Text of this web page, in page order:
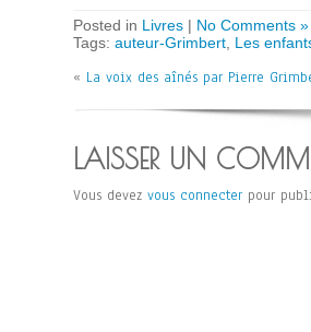
Posted in Livres | No Comments »
Tags: auteur-Grimbert, Les
« La voix des aînés par Pierre
LAISSER UN
Vous devez vous connecter pour